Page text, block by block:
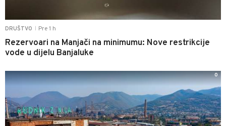
DRUŠTVO Pre 1 h
Rezervoari na Manjači na minimumu: Nove restrikcije
vode u dijelu Banjaluke
0